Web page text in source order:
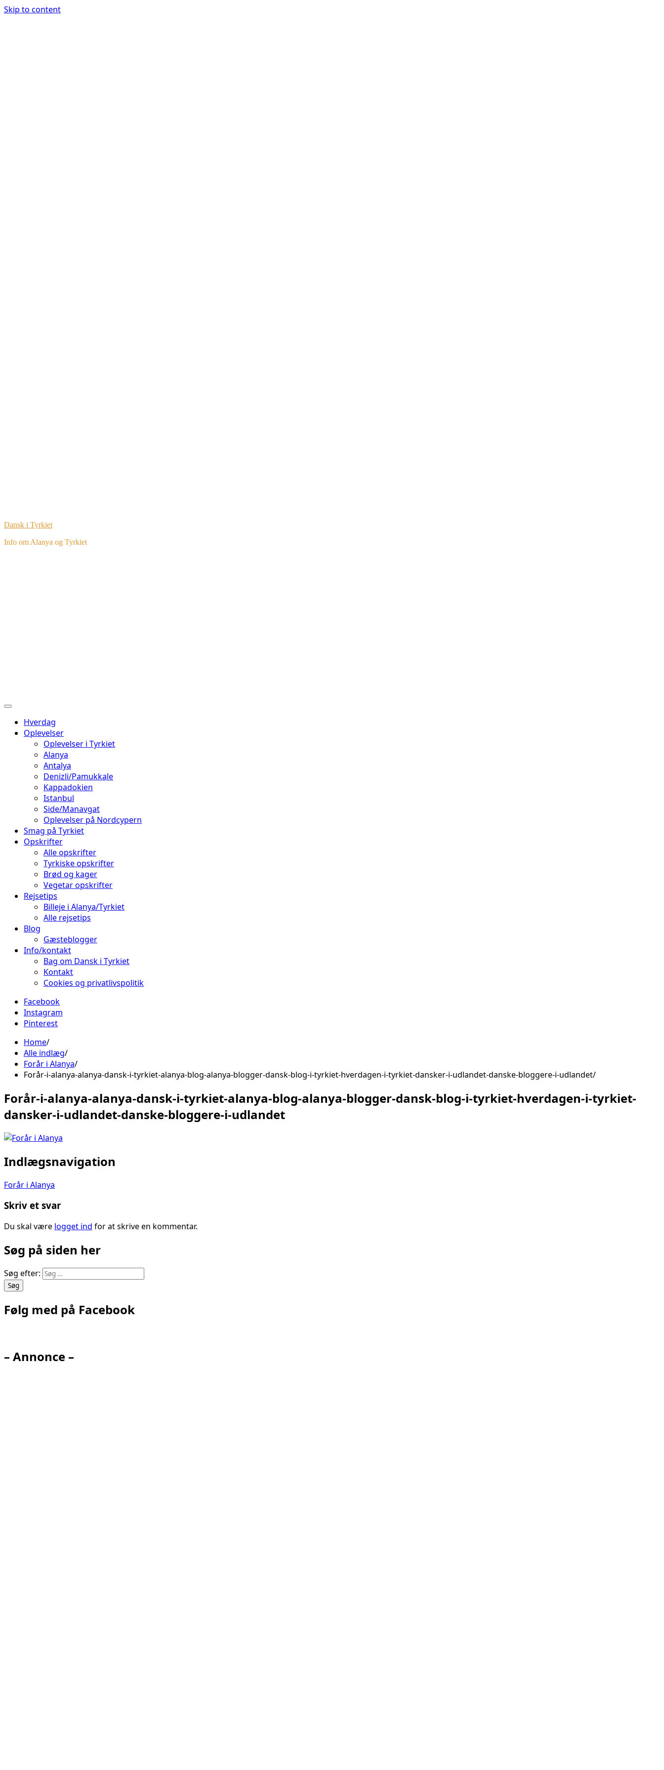
Skip to content
Dansk i Tyrkiet
Info om Alanya og Tyrkiet
Hverdag
Oplevelser
Oplevelser i Tyrkiet
Alanya
Antalya
Denizli/Pamukkale
Kappadokien
Istanbul
Side/Manavgat
Oplevelser på Nordcypern
Smag på Tyrkiet
Opskrifter
Alle opskrifter
Tyrkiske opskrifter
Brød og kager
Vegetar opskrifter
Rejsetips
Billeje i Alanya/Tyrkiet
Alle rejsetips
Blog
Gæsteblogger
Info/kontakt
Bag om Dansk i Tyrkiet
Kontakt
Cookies og privatlivspolitik
Facebook
Instagram
Pinterest
Home
Alle indlæg
Forår i Alanya
Forår-i-alanya-alanya-dansk-i-tyrkiet-alanya-blog-alanya-blogger-dansk-blog-i-tyrkiet-hverdagen-i-tyrkiet-dansker-i-udlandet-danske-bloggere-i-udlandet
Forår-i-alanya-alanya-dansk-i-tyrkiet-alanya-blog-alanya-blogger-dansk-blog-i-tyrkiet-hverdagen-i-tyrkiet-
dansker-i-udlandet-danske-bloggere-i-udlandet
Indlægsnavigation
Forår i Alanya
Skriv et svar
Du skal være logget ind for at skrive en kommentar.
Søg på siden her
Søg efter:
Følg med på Facebook
– Annonce –